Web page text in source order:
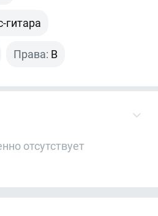
гитара
Права: B
отсутствует